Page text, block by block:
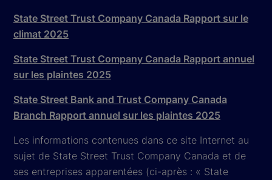
State Street Trust Company Canada Rapport sur le
climat 2025
State Street Trust Company Canada Rapport annuel
sur les plaintes 2025
State Street Bank and Trust Company Canada
Branch Rapport annuel sur les plaintes 2025
Les informations contenues dans ce site Internet au
sujet de State Street Trust Company Canada et de
ses entreprises apparentées (ci-après : « State